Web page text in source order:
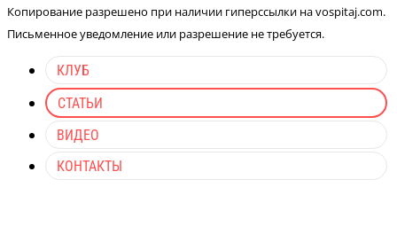
Копирование разрешено при наличии гиперссылки на vospitaj.com.
Письменное уведомление или разрешение не требуется.
КЛУБ
СТАТЬИ
ВИДЕО
КОНТАКТЫ